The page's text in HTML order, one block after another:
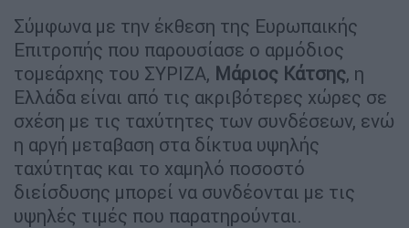
Σύμφωνα με την έκθεση της Ευρωπαικής
Επιτροπής που παρουσίασε ο αρμόδιος
τομεάρχης του ΣΥΡΙΖΑ, Μάριος Κάτσης, η
Ελλάδα είναι από τις ακριβότερες χώρες σε
σχέση με τις ταχύτητες των συνδέσεων, ενώ
η αργή μεταβαση στα δίκτυα υψηλής
ταχύτητας και το χαμηλό ποσοστό
διείσδυσης μπορεί να συνδέονται με τις
υψηλές τιμές που παρατηρούνται.